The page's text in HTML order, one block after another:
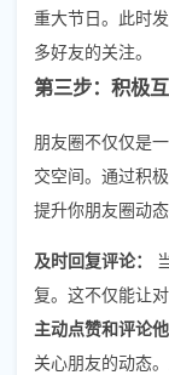
重大节日。此时
多好友的关注。
第三步：积极
朋友圈不仅仅是
交空间。通过积
提升你朋友圈动
及时回复评论：
复。这不仅能让
主动点赞和评论他
关心朋友的动态